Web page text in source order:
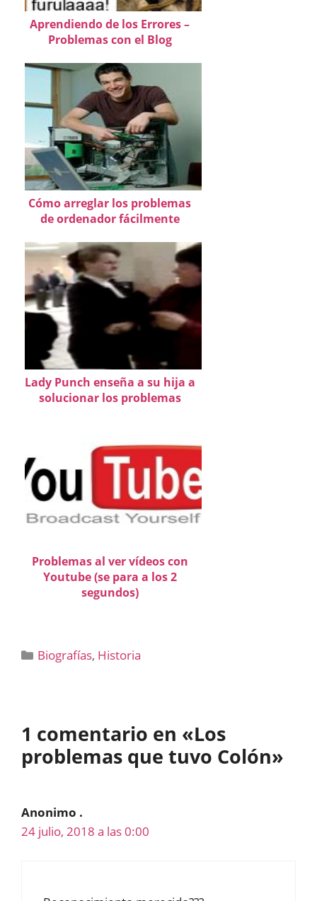
Aprendiendo de los Errores –
Problemas con el Blog
Cómo arreglar los problemas
de ordenador fácilmente
Lady Punch enseña a su hija a
solucionar los problemas
Problemas al ver vídeos con
Youtube (se para a los 2
segundos)
Categorías
Biografías, Historia
1 comentario en «Los
problemas que tuvo Colón»
Anonimo .
24 julio, 2018 a las 0:00